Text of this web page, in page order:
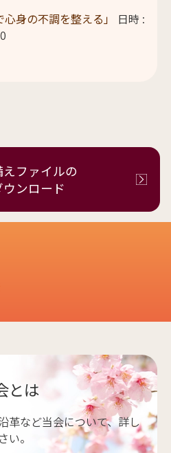
身の不調を整える」
日時 :
えファイルの
ウンロード
とは
革など当会について、詳し
い。